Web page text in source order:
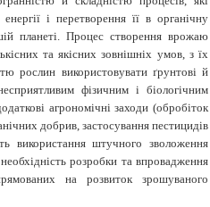
і перетворення її в органічну
планеті. Процес створення врожаю
та якісних зовнішніх умов, з їх
рослин використовувати ґрунтові й
фізичним і біологічним
агрономічні заходи (обробіток
добрив, застосування пестицидів
використання штучного зволоження
розробки та впровадження
на розвиток зрошуваного